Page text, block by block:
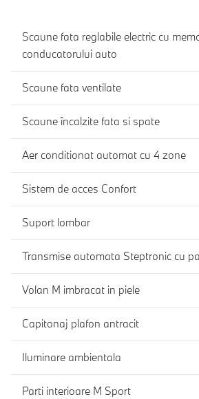
Scaune fata reglabile electric cu
conducatorului auto
Scaune fata ventilate
Scaune încalzite fata si spate
Aer conditionat automat cu 4 zone
Sistem de acces Confort
Suport lombar
Transmise automata Steptronic cu
Volan M imbracat in piele
Capitonaj plafon antracit
Iluminare ambientala
Parti interioare M Sport